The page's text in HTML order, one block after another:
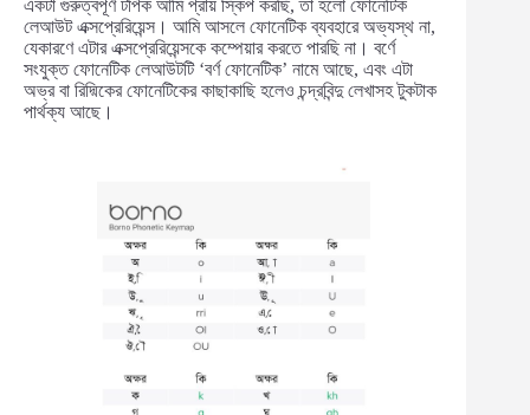
একটা গুরুত্বপূর্ণ টপিক আমি প্রায় স্কিপ করছি, তা হলো ফোনেটিক
লেআউট এক্সপ্রেরিয়েন্স। আমি আসলে ফোনেটিক ব্যবহারে অভ্যস্থ না,
যেকারণে এটার এক্সপ্রেরিয়েন্সকে কম্পেয়ার করতে পারছি না। বর্ণে
সংযুক্ত ফোনেটিক লেআউটটি ‘বর্ণ ফোনেটিক’ নামে আছে, এবং এটা
অভ্র বা রিদ্মিকের ফোনেটিকের কাছাকাছি হলেও চন্দ্রবিন্দু লেখাসহ টুকটাক
পার্থক্য আছে।